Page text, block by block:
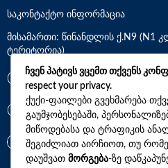
საკონტაქტო ინფორმაცია
მისამართი: წინანდლის ქ.N9 (N1
ტერიტორია)
*7770
+(995)32 2 800 111
info@synevo.ge
ჩვენ პატივს ვცემთ თქვენს
respect your privacy.
ქუქი-ფაილები გვეხმარება
გაუმჯობესებაში,
მიწოდებასა და ტრაფიკის
შეგიძლიათ აირჩიოთ, თუ
დაუშვათ მორგება-ზე